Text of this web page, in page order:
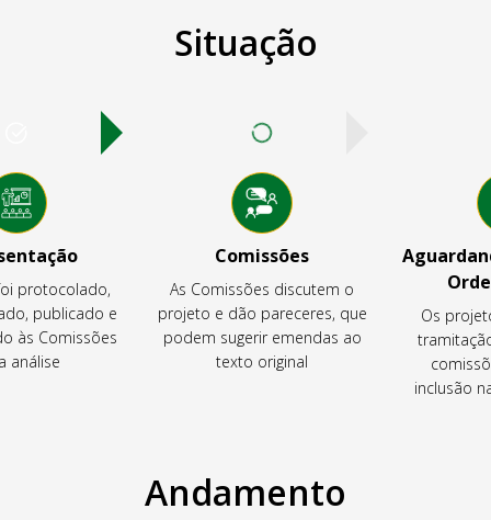
Situação
protocolado,
publicado e
às Comissões
análise
Comissões
As Comissões discutem o
projeto e dão pareceres, que
podem sugerir emendas ao
texto original
Os
inclusão
Andamento